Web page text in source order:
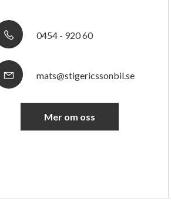
0454 - 920 60
mats@stigericssonbil.se
Mer om oss